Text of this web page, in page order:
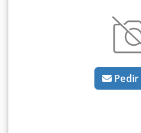
en vacío: 3.270 kg Plataforma
de tambor Crsdpfx Asxnuk
omisiones. Con gusto
parte del pago. Posibilidad de
en nuestras instalaciones.
Idiomas que hablamos:
ucraniano, ruso, búlgaro.